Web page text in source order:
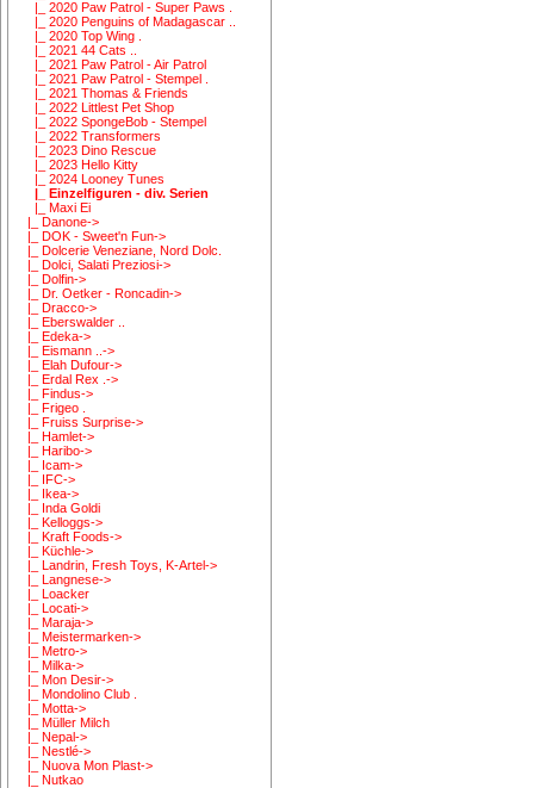
|_ 2020 Paw Patrol - Super Paws .
|_ 2020 Penguins of Madagascar ..
|_ 2020 Top Wing .
|_ 2021 44 Cats ..
|_ 2021 Paw Patrol - Air Patrol
|_ 2021 Paw Patrol - Stempel .
|_ 2021 Thomas & Friends
|_ 2022 Littlest Pet Shop
|_ 2022 SpongeBob - Stempel
|_ 2022 Transformers
|_ 2023 Dino Rescue
|_ 2023 Hello Kitty
|_ 2024 Looney Tunes
|_ Einzelfiguren - div. Serien
|_ Maxi Ei
|_ Danone->
|_ DOK - Sweet'n Fun->
|_ Dolcerie Veneziane, Nord Dolc.
|_ Dolci, Salati Preziosi->
|_ Dolfin->
|_ Dr. Oetker - Roncadin->
|_ Dracco->
|_ Eberswalder ..
|_ Edeka->
|_ Eismann ..->
|_ Elah Dufour->
|_ Erdal Rex .->
|_ Findus->
|_ Frigeo .
|_ Fruiss Surprise->
|_ Hamlet->
|_ Haribo->
|_ Icam->
|_ IFC->
|_ Ikea->
|_ Inda Goldi
|_ Kelloggs->
|_ Kraft Foods->
|_ Küchle->
|_ Landrin, Fresh Toys, K-Artel->
|_ Langnese->
|_ Loacker
|_ Locati->
|_ Maraja->
|_ Meistermarken->
|_ Metro->
|_ Milka->
|_ Mon Desir->
|_ Mondolino Club .
|_ Motta->
|_ Müller Milch
|_ Nepal->
|_ Nestlé->
|_ Nuova Mon Plast->
|_ Nutkao